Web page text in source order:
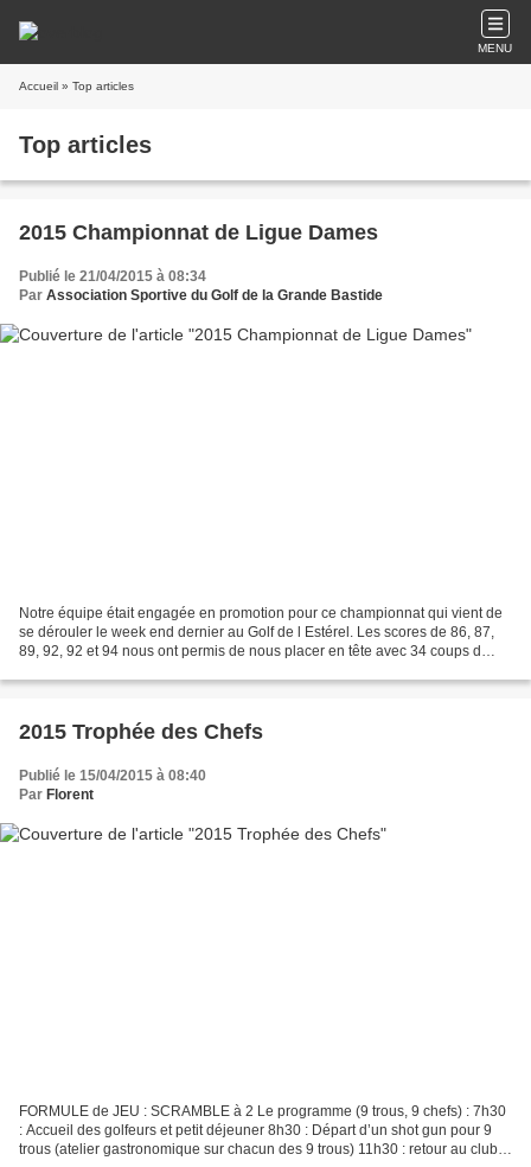
MENU
Accueil » Top articles
Top articles
2015 Championnat de Ligue Dames
Publié le 21/04/2015 à 08:34
Par Association Sportive du Golf de la Grande Bastide
Notre équipe était engagée en promotion pour ce championnat qui vient de
se dérouler le week end dernier au Golf de l Estérel. Les scores de 86, 87,
89, 92, 92 et 94 nous ont permis de nous placer en tête avec 34 coups d
2015 Trophée des Chefs
Publié le 15/04/2015 à 08:40
Par Florent
FORMULE de JEU : SCRAMBLE à 2 Le programme (9 trous, 9 chefs) : 7h30
: Accueil des golfeurs et petit déjeuner 8h30 : Départ d’un shot gun pour 9
trous (atelier gastronomique sur chacun des 9 trous) 11h30 : retour au club